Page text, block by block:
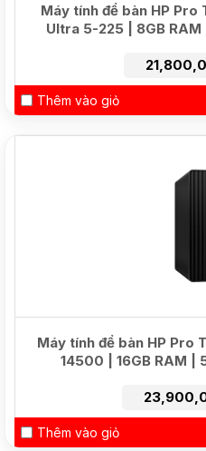
Máy tính để bàn HP Pro
Ultra 5-225 | 8GB RAM
Thêm vào giỏ
Máy tính để bàn HP
14500 | 16GB RAM |
Thêm vào giỏ